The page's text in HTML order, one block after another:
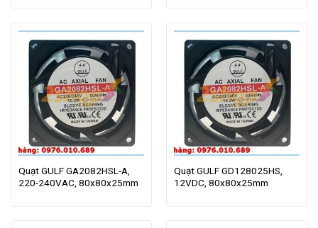
Quạt GULF GA2082HSL-A,
220-240VAC, 80x80x25mm
Quạt GULF GD128025HS,
12VDC, 80x80x25mm